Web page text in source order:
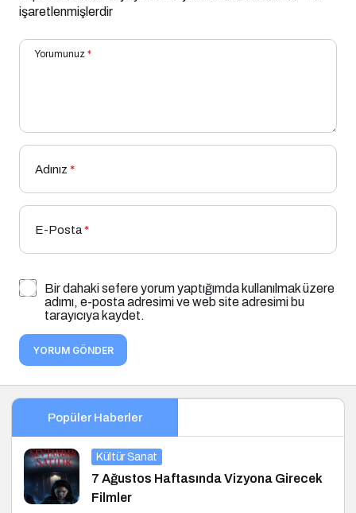
işaretlenmişlerdir
Yorumunuz *
Adınız *
E-Posta*
Bir dahaki sefere yorum yaptığımda kullanılmak üzere
adımı, e-posta adresimi ve web site adresimi bu
tarayıcıya kaydet.
YORUM GÖNDER
Popüler Haberler
Kültür Sanat
7 Ağustos Haftasında Vizyona Girecek
Filmler